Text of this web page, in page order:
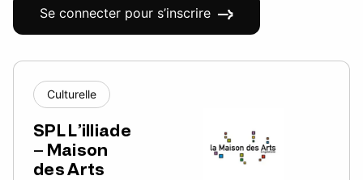
Se connecter pour s’inscrire
Culturelle
SPL L’illiade
– Maison
des Arts